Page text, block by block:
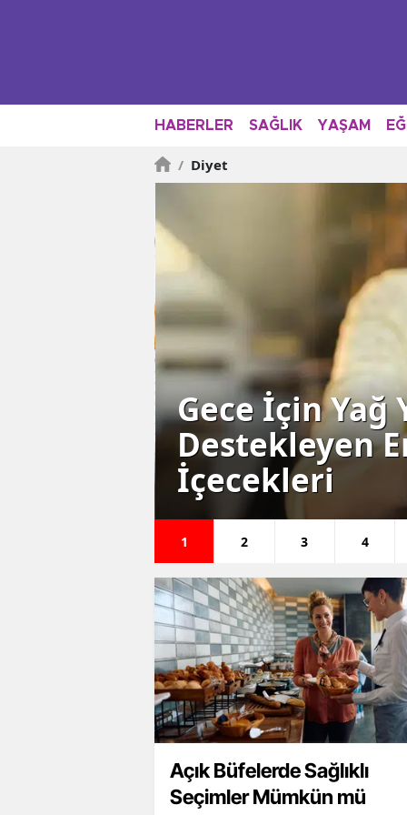
HABERLER SAĞLIK YAŞAM
/ Diyet
Gece İçin Yağ
Destekleyen
İçecekleri
1 2 3 4
Açık Büfelerde Sağlıklı
Seçimler Mümkün mü